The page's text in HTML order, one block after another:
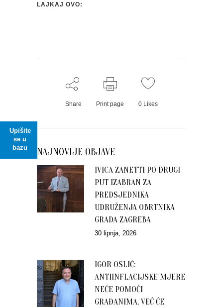
Upišite
se u
bazu
LAJKAJ OVO:
Share Print page 0 Likes
NAJNOVIJE OBJAVE
IVICA ZANETTI PO DRUGI
PUT IZABRAN ZA
PREDSJEDNIKA
UDRUŽENJA OBRTNIKA
GRADA ZAGREBA
30 lipnja, 2026
IGOR OSLIĆ:
ANTIINFLACIJSKE MJERE
NEĆE POMOĆI
GRAĐANIMA, VEĆ ĆE